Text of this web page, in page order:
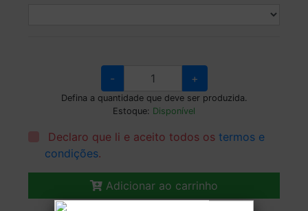
- +
Defina a quantidade que deve ser produzida.
Estoque: Disponível
Declaro que li e aceito todos ostermos e
condições.
Adicionar ao carrinho